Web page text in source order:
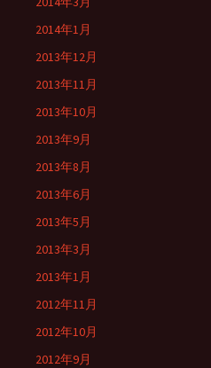
2014年1月
2013年12月
2013年11月
2013年10月
2013年9月
2013年8月
2013年6月
2013年5月
2013年3月
2013年1月
2012年11月
2012年10月
2012年9月